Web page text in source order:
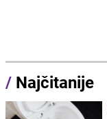
/ Najčitanije